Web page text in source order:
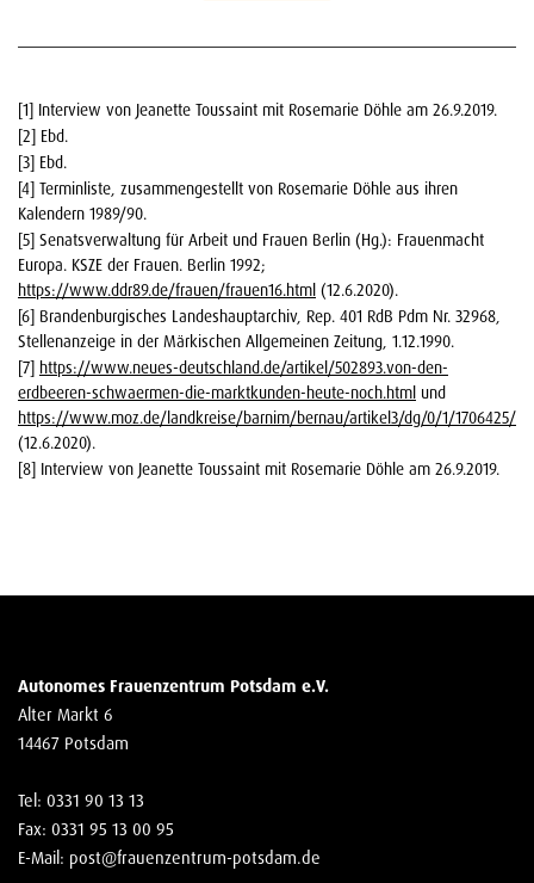
[1] Interview von Jeanette Toussaint mit Rosemarie Döhle am 26.9.2019.
[2] Ebd.
[3] Ebd.
[4] Terminliste, zusammengestellt von Rosemarie Döhle aus ihren
Kalendern 1989/90.
[5] Senatsverwaltung für Arbeit und Frauen Berlin (Hg.): Frauenmacht
Europa. KSZE der Frauen. Berlin 1992;
https://www.ddr89.de/frauen/frauen16.html (12.6.2020).
[6] Brandenburgisches Landeshauptarchiv, Rep. 401 RdB Pdm Nr. 32968,
Stellenanzeige in der Märkischen Allgemeinen Zeitung, 1.12.1990.
[7] https://www.neues-deutschland.de/artikel/502893.von-den-
erdbeeren-schwaermen-die-marktkunden-heute-noch.html und
https://www.moz.de/landkreise/barnim/bernau/artikel3/dg/0/1/1706425/
(12.6.2020).
[8] Interview von Jeanette Toussaint mit Rosemarie Döhle am 26.9.2019.
Autonomes Frauenzentrum Potsdam e.V.
Alter Markt 6
14467 Potsdam
Tel: 0331 90 13 13
Fax: 0331 95 13 00 95
E-Mail: post@frauenzentrum-potsdam.de